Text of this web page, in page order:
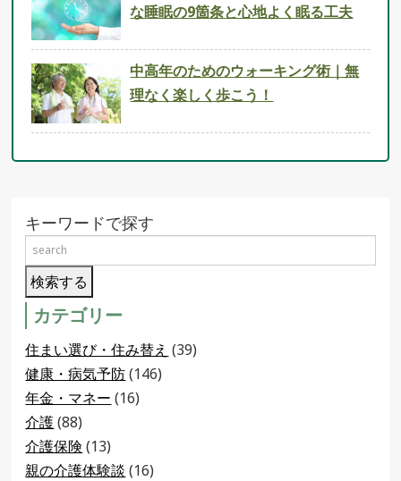
な睡眠の9箇条と心地よく眠る工夫
中高年のためのウォーキング術｜無
理なく楽しく歩こう！
キーワードで探す
カテゴリー
住まい選び・住み替え (39)
健康・病気予防(146)
年金・マネー (16)
介護(88)
介護保険 (13)
親の介護体験談 (16)